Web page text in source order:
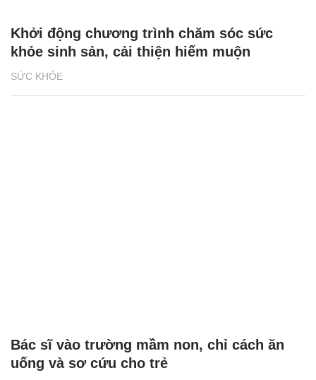
SỨC KHỎE
Khởi động chương trình chăm sóc sức
khỏe sinh sản, cải thiện hiếm muộn
Bác sĩ vào trường mầm non, chỉ cách ăn
uống và sơ cứu cho trẻ